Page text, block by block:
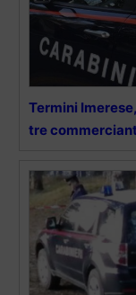
Termini
tre